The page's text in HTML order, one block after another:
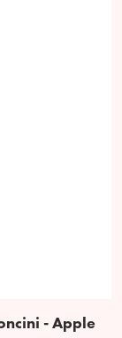
- Apple